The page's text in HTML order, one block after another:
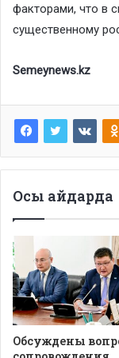
факторами, что в
существенному
Semeynews.kz
Осы айдарда
Обсуждены